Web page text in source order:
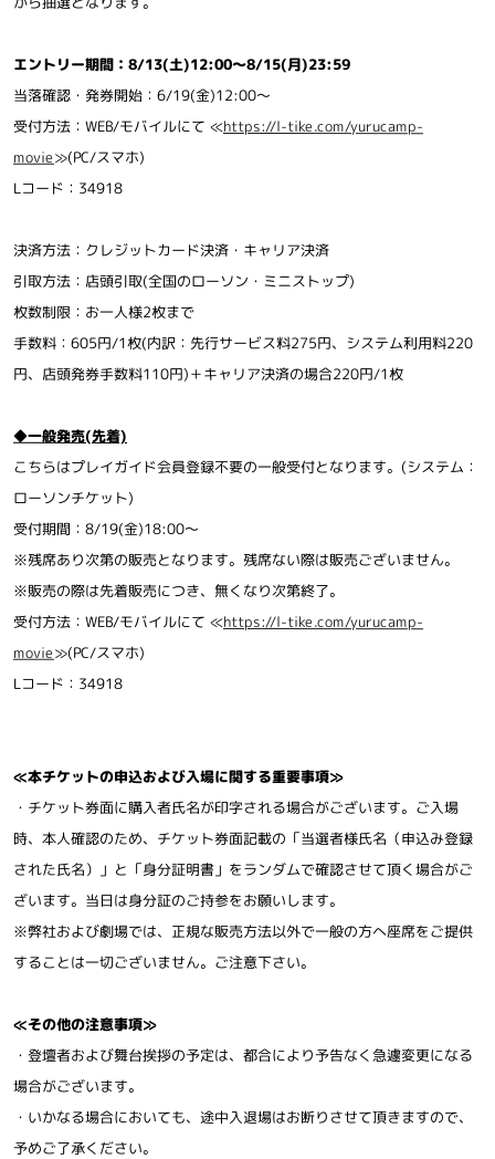
エントリー期間：8/13(土)12:00～8/15(月)23:59
当落確認・発券開始：6/19(金)12:00～
受付方法：WEB/モバイルにて ≪https://l-tike.com/yurucamp-
movie≫(PC/スマホ)
Lコード：34918
決済方法：クレジットカード決済・キャリア決済
引取方法：店頭引取(全国のローソン・ミニストップ)
枚数制限：お一人様2枚まで
手数料：605円/1枚(内訳：先行サービス料275円、システム利用料220
円、店頭発券手数料110円)＋キャリア決済の場合220円/1枚
◆一般発売(先着)
こちらはプレイガイド会員登録不要の一般受付となります。(システム：
ローソンチケット)
受付期間：8/19(金)18:00～
※残席あり次第の販売となります。残席ない際は販売ございません。
※販売の際は先着販売につき、無くなり次第終了。
受付方法：WEB/モバイルにて ≪https://l-tike.com/yurucamp-
movie≫(PC/スマホ)
Lコード：34918
≪本チケットの申込および入場に関する重要事項≫
・チケット券面に購入者氏名が印字される場合がございます。ご入場
時、本人確認のため、チケット券面記載の「当選者様氏名（申込み登録
された氏名）」と「身分証明書」をランダムで確認させて頂く場合がご
ざいます。当日は身分証のご持参をお願いします。
※弊社および劇場では、正規な販売方法以外で一般の方へ座席をご提供
することは一切ございません。ご注意下さい。
≪その他の注意事項≫
・登壇者および舞台挨拶の予定は、都合により予告なく急遽変更になる
場合がございます。
・いかなる場合においても、途中入退場はお断りさせて頂きますので、
予めご了承ください。